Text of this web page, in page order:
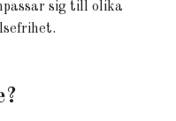
sig till olika